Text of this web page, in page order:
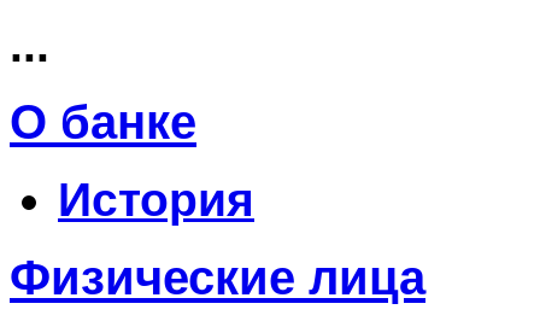
...
О банке
История
Физические лица